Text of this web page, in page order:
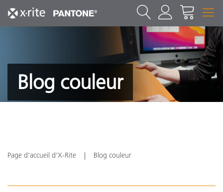
Blog couleur
Page d’accueil d’X-Rite Blog couleur